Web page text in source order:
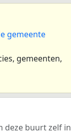
gemeente
gemeenten,
deze buurt zelf in